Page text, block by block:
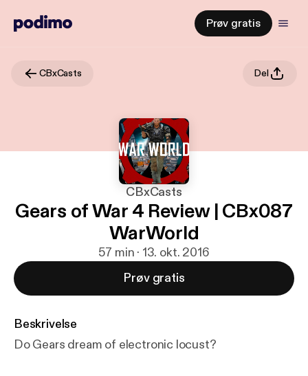
Prøv gratis
CBxCasts Del
CBxCasts
Gears of War 4 Review | CBx087
WarWorld
57 min · 13. okt. 2016
Prøv gratis
Beskrivelse
Do Gears dream of electronic locust?